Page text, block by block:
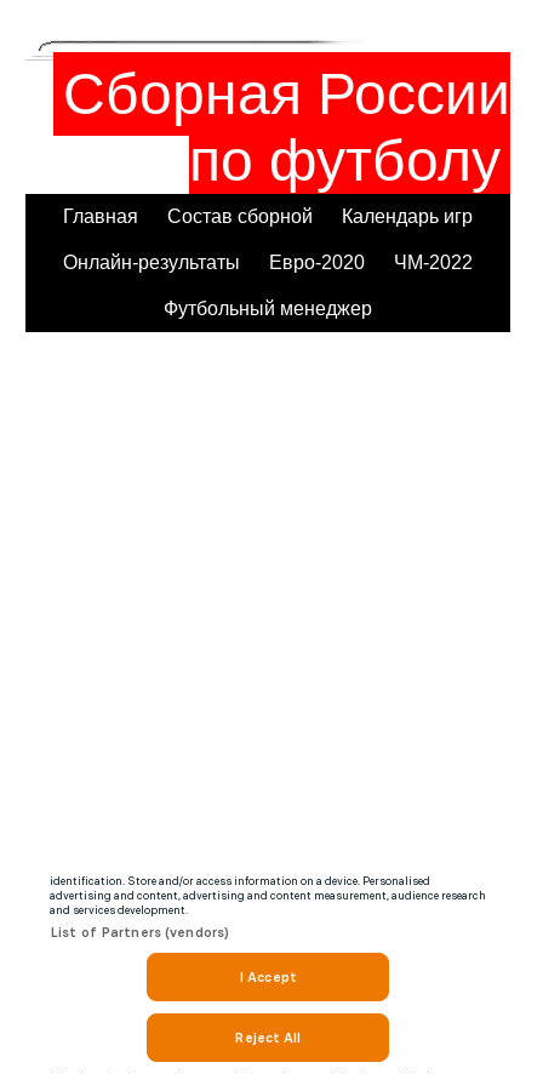
Сборная России
по футболу
Главная Состав сборной Календарь игр
Онлайн-результаты Евро-2020 ЧМ-2022
Футбольный менеджер